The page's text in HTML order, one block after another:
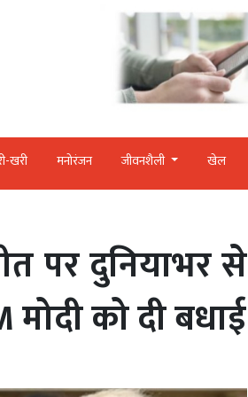
खरी मनोरंजन जीवनशैली खेल
पर दुनियाभर से
मोदी को दी बधाई